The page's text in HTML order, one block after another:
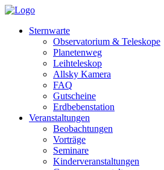
Sternwarte
Observatorium & Teleskope
Planetenweg
Leihteleskop
Allsky Kamera
FAQ
Gutscheine
Erdbebenstation
Veranstaltungen
Beobachtungen
Vorträge
Seminare
Kinderveranstaltungen